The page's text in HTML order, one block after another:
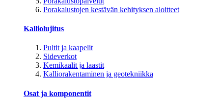
Porakalustojen kestävän kehityksen aloitteet
Kalliolujitus
Pultit ja kaapelit
Sideverkot
Kemikaalit ja laastit
Kalliorakentaminen ja geotekniikka
Osat ja komponentit